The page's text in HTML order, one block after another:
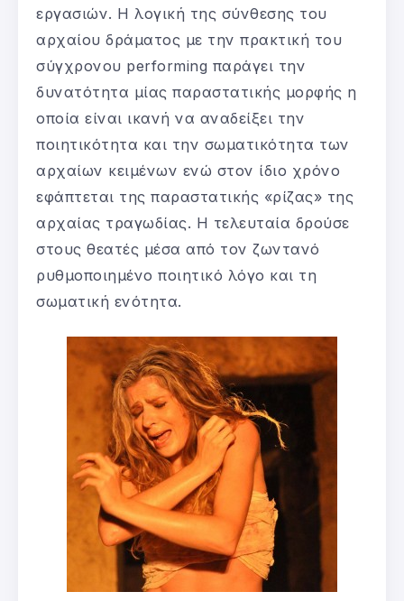
εργασιών. Η λογική της σύνθεσης του
αρχαίου δράματος με την πρακτική του
σύγχρονου performing παράγει την
δυνατότητα μίας παραστατικής μορφής η
οποία είναι ικανή να αναδείξει την
ποιητικότητα και την σωματικότητα των
αρχαίων κειμένων ενώ στον ίδιο χρόνο
εφάπτεται της παραστατικής «ρίζας» της
αρχαίας τραγωδίας. Η τελευταία δρούσε
στους θεατές μέσα από τον ζωντανό
ρυθμοποιημένο ποιητικό λόγο και τη
σωματική ενότητα.